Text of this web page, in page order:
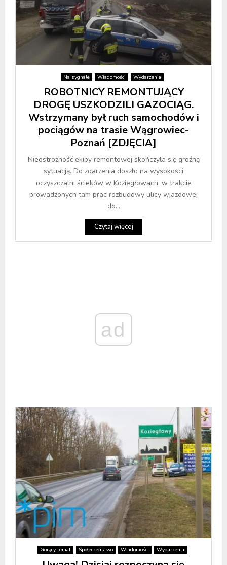
Na sygnale Wiadomości Wydarzenia
ROBOTNICY REMONTUJĄCY
DROGĘ USZKODZILI GAZOCIĄG.
Wstrzymany był ruch samochodów i
pociągów na trasie Wągrowiec-
Poznań [ZDJĘCIA]
Nieostrożność ekipy remontowej skończyła się groźną
sytuacją. Do zdarzenia doszło na wysokości
oczyszczalni ścieków w Koziegłowach, w trakcie
prowadzonych tam prac rozbudowy ulicy wjazdowej
do...
Czytaj więcej
ad
Gorący temat Społeczeństwo Wiadomości Wydarzenia